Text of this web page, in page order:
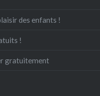
des enfants !
!
gratuitement